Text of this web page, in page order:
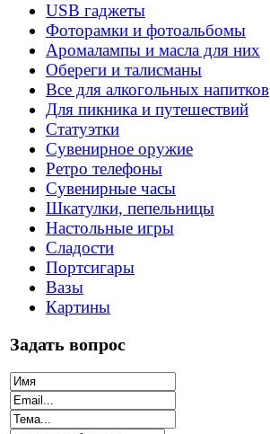
USB гаджеты
Фоторамки и фотоальбомы
Аромалампы и масла для них
Обереги и талисманы
Все для алкогольных напитков
Для пикника и путешествий
Статуэтки
Сувенирное оружие
Ретро телефоны
Сувенирные часы
Шкатулки, пепельницы
Настольные игры
Сладости
Портсигары
Вазы
Картины
Задать вопрос